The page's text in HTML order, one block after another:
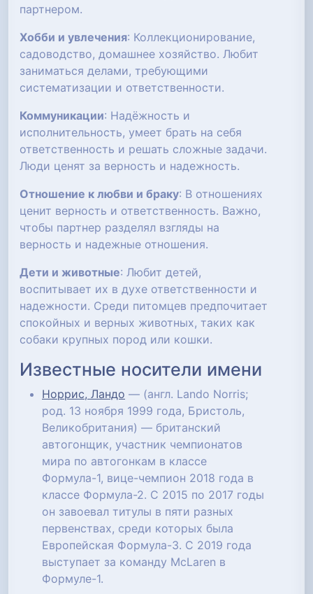
партнером.
Хобби и увлечения: Коллекционирование,
садоводство, домашнее хозяйство. Любит
заниматься делами, требующими
систематизации и ответственности.
Коммуникации: Надёжность и
исполнительность, умеет брать на себя
ответственность и решать сложные задачи.
Люди ценят за верность и надежность.
Отношение к любви и браку: В отношениях
ценит верность и ответственность. Важно,
чтобы партнер разделял взгляды на
верность и надежные отношения.
Дети и животные: Любит детей,
воспитывает их в духе ответственности и
надежности. Среди питомцев предпочитает
спокойных и верных животных, таких как
собаки крупных пород или кошки.
Известные носители имени
Норрис, Ландо — (англ. Lando Norris;
род. 13 ноября 1999 года, Бристоль,
Великобритания) — британский
автогонщик, участник чемпионатов
мира по автогонкам в классе
Формула-1, вице-чемпион 2018 года в
классе Формула-2. С 2015 по 2017 годы
он завоевал титулы в пяти разных
первенствах, среди которых была
Европейская Формула-3. С 2019 года
выступает за команду McLaren в
Формуле-1.